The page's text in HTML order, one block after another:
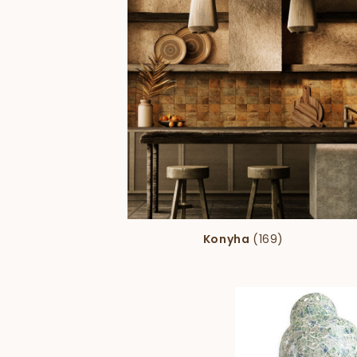
Konyha (169)